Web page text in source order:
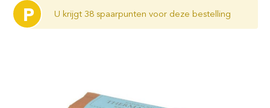
P U krijgt 38 spaarpunten voor deze bestelling